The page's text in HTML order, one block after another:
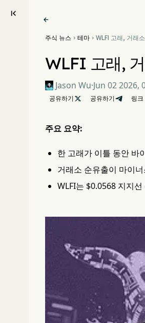


주식 뉴스  테마  WLFI 고래, 거래
WLFI 고래,
Jason Wu·Jun 02 2026,
공유하기  공유하기 링크
주요 요약:
한 고래가 이틀 동안 바
거래소 순유출이 마이
WLFI는 $0.0568 지지